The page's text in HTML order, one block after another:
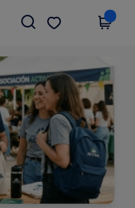
Obtenir l'appli